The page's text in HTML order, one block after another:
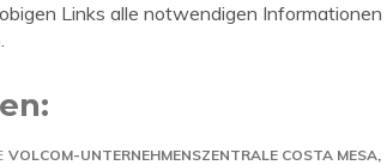
Links alle notwendigen
VOLCOM-UNTERNEHMENSZENTRALE COSTA MESA